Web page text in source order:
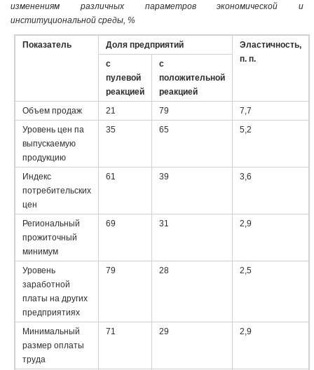
изменениям различных параметров экономической и
институциональной среды, %
Показатель Доля предприятий
Эластичность,
п. п.
с
пулевой
реакцией
с
положительной
реакцией
Объем продаж
21 79
7,7
Уровень цен па
выпускаемую
продукцию
35 65 5,2
Индекс
потребительских
цен
61 39 3,6
Региональный
прожиточный
минимум
69 31 2,9
Уровень
заработной
платы на других
предприятиях
79 28 2,5
Минимальный
размер оплаты
труда
71 29 2,9